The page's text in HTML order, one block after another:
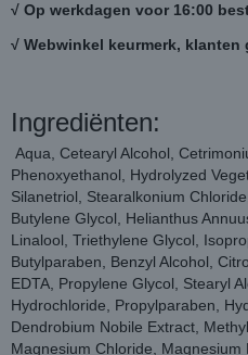
√ Op werkdagen voor 16:00
√ Webwinkel keurmerk, klanten
Ingrediënten:
Aqua, Cetearyl Alcohol,
Phenoxyethanol, Hydrolyzed
Silanetriol, Stearalkonium
Butylene Glycol, Helianthus
Linalool, Triethylene Glycol,
Butylparaben, Benzyl Alcohol,
EDTA, Propylene Glycol, Stearyl
Hydrochloride, Propylparaben,
Dendrobium Nobile Extract,
Magnesium Chloride, Magnesium